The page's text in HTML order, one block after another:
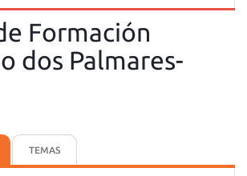
Formación
dos Palmares-
TEMAS